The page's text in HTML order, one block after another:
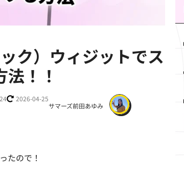
ク）ウィジットでス
！！
2026-04-25
サマーズ前田あゆみ
たので！